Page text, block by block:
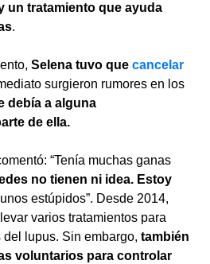
un tratamiento que ayuda
.
Selena tuvo que cancelar
surgieron rumores en los
debía a alguna
de ella.
“Tenía muchas ganas
no tienen ni idea. Estoy
estúpidos”. Desde 2014,
varios tratamientos para
lupus. Sin embargo, también
voluntarios para controlar